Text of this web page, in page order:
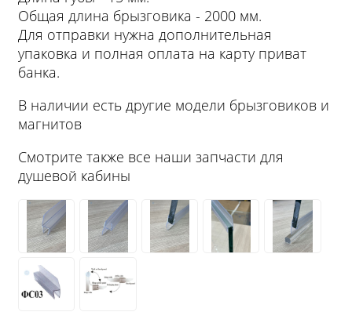
Общая длина брызговика - 2000 мм.
Для отправки нужна дополнительная
упаковка и полная оплата на карту приват
банка.
В наличии есть другие модели брызговиков и
магнитов
Смотрите также все наши запчасти для
душевой кабины